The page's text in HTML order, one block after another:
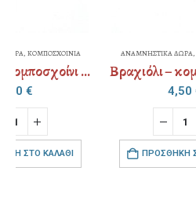
ΑΝΑΜΝΗΣΤΙΚΑ ΔΩΡΑ ΚΟΜΠΟΣΧΟΙΝΙΑ
Βραχιόλι – κομποσχοίνι – αιματίτης
ΠΡΟΣΘΉΚΗ ΣΤΟ ΚΑΛΆΘΙ